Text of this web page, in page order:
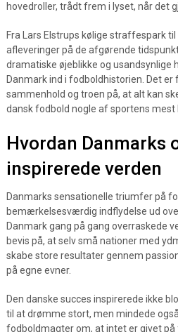
hovedroller, trådt frem i lyset, når det
Fra Lars Elstrups kølige straffespark
afleveringer på de afgørende
dramatiske øjeblikke og usandsynlige
Danmark ind i fodboldhistorien. Det
sammenhold og troen på, at alt kan
dansk fodbold nogle af sportens mest
Hvordan Danmarks
inspirerede verden
Danmarks sensationelle triumfer på
bemærkelsesværdig indflydelse ud
Danmark gang på gang overraskede
bevis på, at selv små nationer med
skabe store resultater gennem
på egne evner.
Den danske succes inspirerede ikke
til at drømme stort, men mindede
fodboldmagter om, at intet er givet på